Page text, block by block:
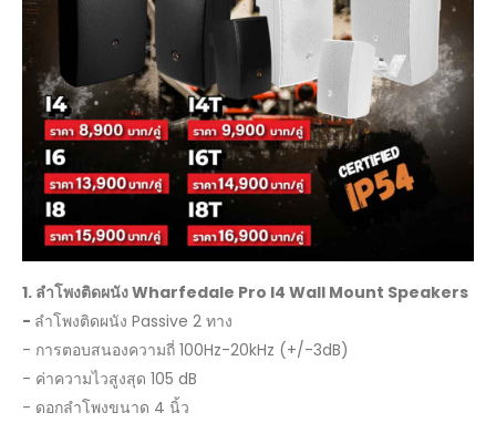
1. ลำโพงติดผนังWharfedale Pro I4 Wall Mount Speakers
- ลำโพงติดผนัง Passive 2 ทาง
- การตอบสนองความถี่ 100Hz-20kHz (+/-3dB)
- ค่าความไวสูงสุด 105 dB
- ดอกลำโพงขนาด 4 นิ้ว